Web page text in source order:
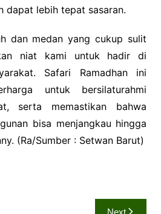
dapat lebih tepat sasaran.
dan medan yang cukup sulit
niat kami untuk hadir di
Safari Ramadhan ini
untuk bersilaturahmi
serta memastikan bahwa
bisa menjangkau hingga
(Ra/Sumber : Setwan Barut)